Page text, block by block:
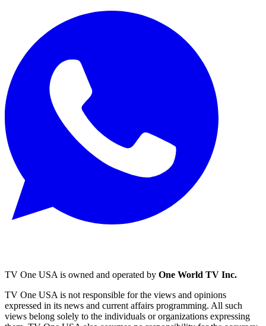
TV One USA is owned and operated by One World TV Inc.
TV One USA is not responsible for the views and opinions
expressed in its news and current affairs programming. All such
views belong solely to the individuals or organizations expressing